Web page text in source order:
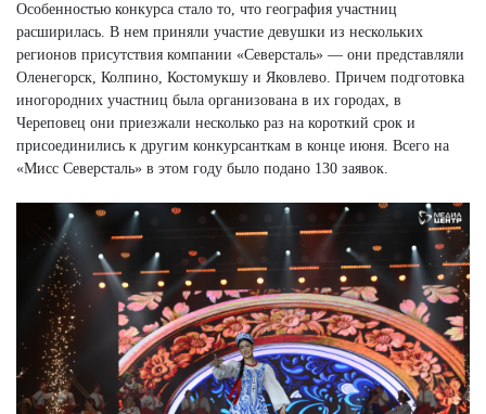
Особенностью конкурса стало то, что география участниц
расширилась. В нем приняли участие девушки из нескольких
регионов присутствия компании «Северсталь» — они представляли
Оленегорск, Колпино, Костомукшу и Яковлево. Причем подготовка
иногородних участниц была организована в их городах, в
Череповец они приезжали несколько раз на короткий срок и
присоединились к другим конкурсанткам в конце июня. Всего на
«Мисс Северсталь» в этом году было подано 130 заявок.